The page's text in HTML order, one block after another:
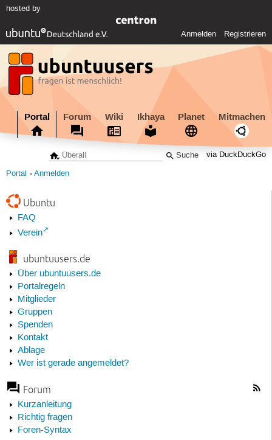
hosted by
Anmelden Registrieren
Portal Forum Wiki Ikhaya Planet Mitmachen
via DuckDuckGo
Portal Anmelden
Ubuntu
FAQ
Verein
ubuntuusers.de
Über ubuntuusers.de
Portalregeln
Mitglieder
Gruppen
Spenden
Kontakt
Ablage
Wer ist gerade angemeldet?
Forum
Kurzanleitung
Richtig fragen
Foren-Syntax